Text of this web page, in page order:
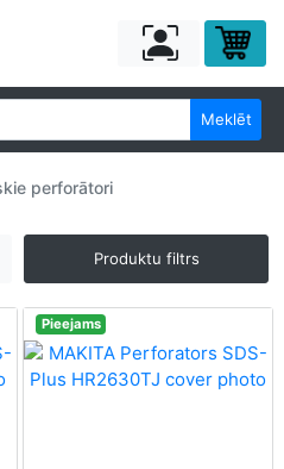
Meklēt
perforātori
Produktu filtrs
Pieejams